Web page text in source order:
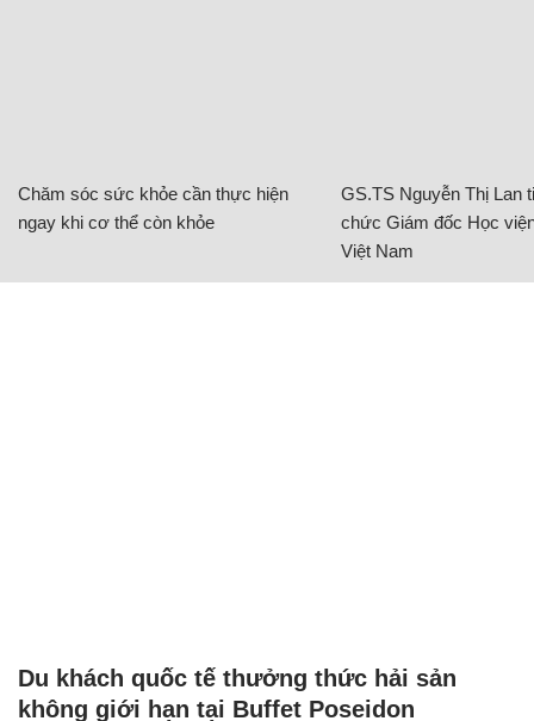
Chăm sóc sức khỏe cần thực hiện
ngay khi cơ thể còn khỏe
GS.TS Nguyễn Thị Lan
chức Giám đốc Học
Việt Nam
Du khách quốc tế thưởng thức hải sản
không giới hạn tại Buffet Poseidon